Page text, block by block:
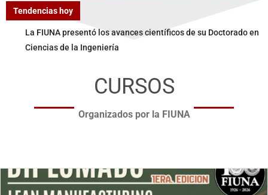
Tendencias hoy
La FIUNA presentó los avances científicos de su Doctorado en
Ciencias de la Ingeniería
CURSOS
Organizados por la FIUNA